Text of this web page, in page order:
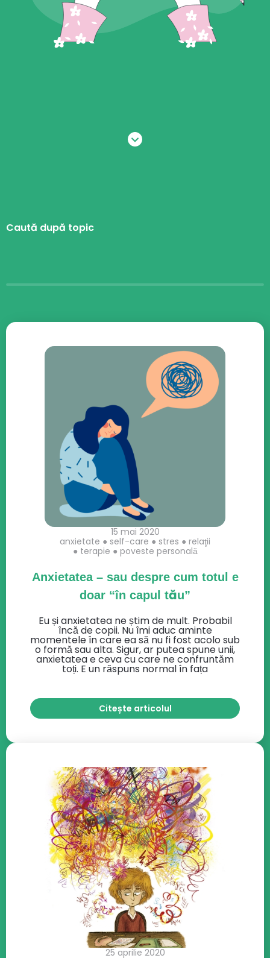
Caută după topic
15 mai 2020
anxietate ● self-care ● stres ● relaţii
● terapie ● poveste personală
Anxietatea – sau despre cum totul e
doar “în capul tău”
Eu și anxietatea ne știm de mult. Probabil
încă de copii. Nu îmi aduc aminte
momentele în care ea să nu fi fost acolo sub
o formă sau alta. Sigur, ar putea spune unii,
anxietatea e ceva cu care ne confruntăm
toți. E un răspuns normal în fața
Citește articolul
25 aprilie 2020